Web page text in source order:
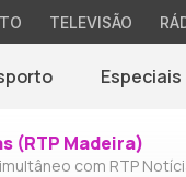
TELEVISÃO
Especiais
(RTP Madeira)
com RTP